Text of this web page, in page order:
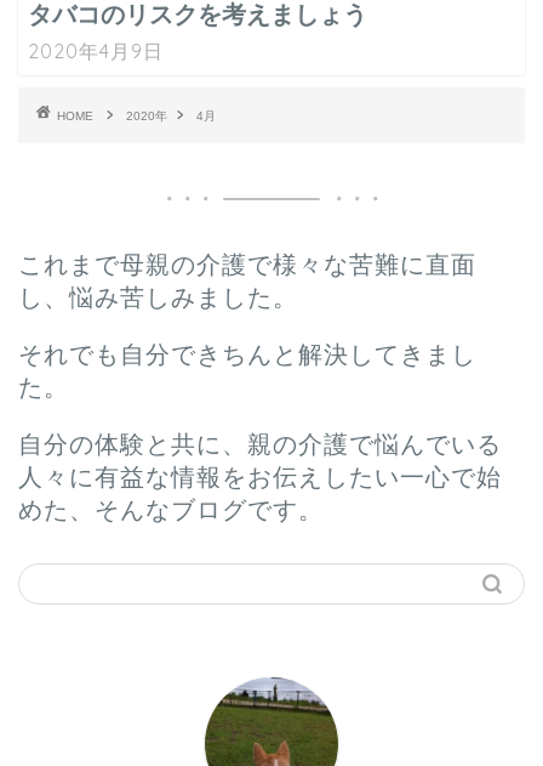
タバコのリスクを考えましょう
2020年4月9日
HOME 2020年 4月
これまで母親の介護で様々な苦難に直面
し、悩み苦しみました。
それでも自分できちんと解決してきまし
た。
自分の体験と共に、親の介護で悩んでいる
人々に有益な情報をお伝えしたい一心で始
めた、そんなブログです。
プロフィール